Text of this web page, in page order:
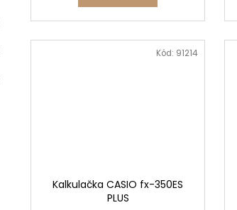
Kalkulačka CASIO fx-350ES
PLUS
Kód: 91214